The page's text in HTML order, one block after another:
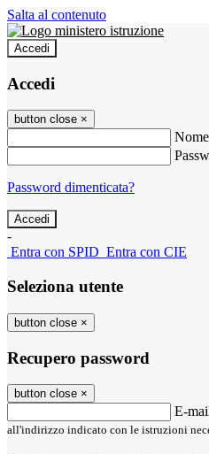
Salta al contenuto
Accedi
Accedi
button close ×
Password dimenticata?
-
Entra con SPID Entra con CIE
Seleziona utente
button close ×
Recupero password
button close ×
E-
all'indirizzo indicato con le istruzioni